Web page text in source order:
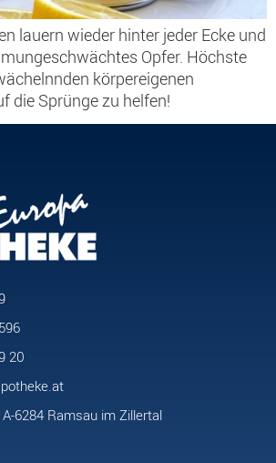
lauern wieder hinter jeder Ecke und
Opfer. Höchste
körpereigenen
die Sprünge zu helfen!
20
6284 Ramsau im Zillertal